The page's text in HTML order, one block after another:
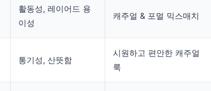
활동성, 레이어드 용
이성
캐주얼 & 포멀 믹스매치
통기성, 산뜻함
시원하고 편안한 캐주얼
룩